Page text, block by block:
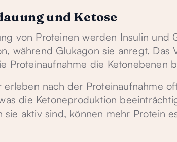
und Ketose
von Proteinen werden Insulin und
während Glukagon sie anregt. Das
Proteinaufnahme die Ketonebenen
erleben nach der Proteinaufnahme
die Ketoneproduktion
sie aktiv sind, können mehr Protein